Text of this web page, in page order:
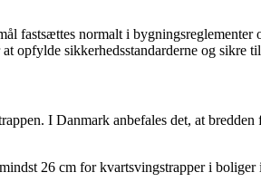
fastsættes normalt i
opfylde sikkerhedsstandarderne og sikre
I Danmark anbefales det, at
26 cm for kvartsvingstrapper i boliger